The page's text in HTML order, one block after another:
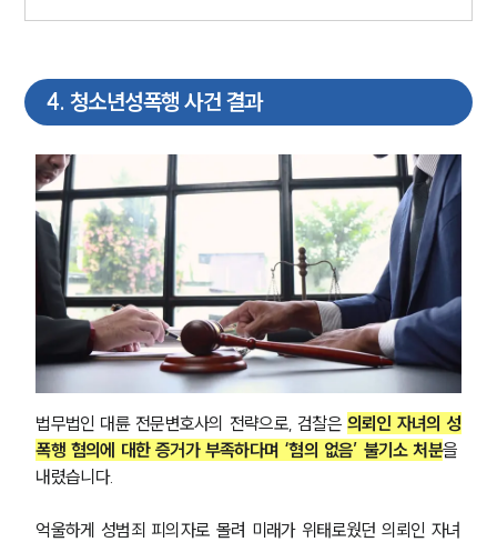
4. 청소년성폭행 사건 결과
법무법인 대륜 전문변호사의 전략으로, 검찰은 의뢰인 자녀의 성
폭행 혐의에 대한 증거가 부족하다며 ‘혐의 없음’ 불기소 처분을
내렸습니다.
억울하게 성범죄 피의자로 몰려 미래가 위태로웠던 의뢰인 자녀